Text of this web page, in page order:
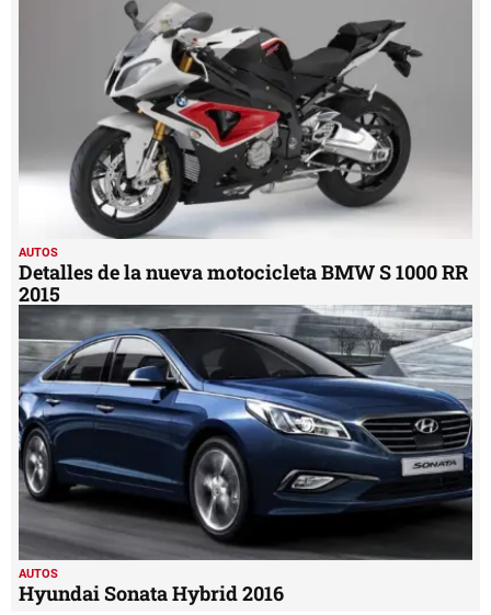
AUTOS
Detalles de la nueva motocicleta BMW S 1000 RR
2015
AUTOS
Hyundai Sonata Hybrid 2016